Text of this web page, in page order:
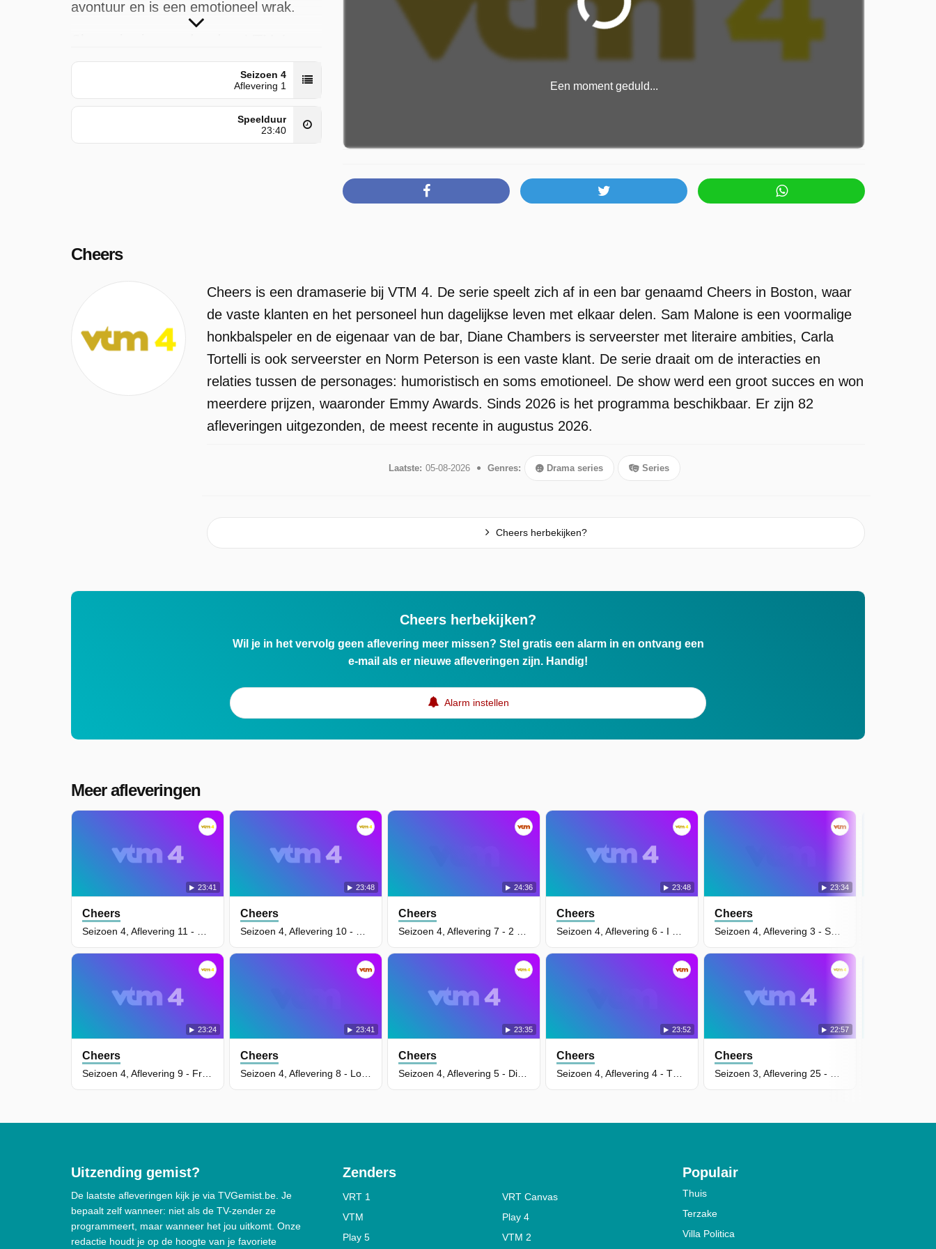
avontuur en is een emotioneel wrak.
vrijdag 8 mei 2026 om 00:00 uur.
Seizoen 4
Aflevering 1
Speelduur
23:40
Een moment geduld...
Cheers
Cheers is een dramaserie bij VTM 4. De serie speelt zich af in een bar genaamd Cheers in Boston, waar
de vaste klanten en het personeel hun dagelijkse leven met elkaar delen. Sam Malone is een voormalige
honkbalspeler en de eigenaar van de bar, Diane Chambers is serveerster met literaire ambities, Carla
Tortelli is ook serveerster en Norm Peterson is een vaste klant. De serie draait om de interacties en
relaties tussen de personages: humoristisch en soms emotioneel. De show werd een groot succes en won
meerdere prijzen, waaronder Emmy Awards. Sinds 2026 is het programma beschikbaar. Er zijn 82
afleveringen uitgezonden, de meest recente in augustus 2026.
Laatste: 05-08-2026 Genres: Drama series Series
Cheers herbekijken?
Cheers herbekijken?
Wil je in het vervolg geen aflevering meer missen? Stel gratis een alarm in en ontvang een
e-mail als er nieuwe afleveringen zijn. Handig!
Alarm instellen
Meer afleveringen
23:41
Cheers
23:48
Cheers
23:24
Cheers
23:41
Cheers
24:36
Cheers
23:48
Cheers
23:35
Cheers
23:52
Cheers
23:34
Cheers
22:57
Cheers
Uitzending gemist?
De laatste afleveringen kijk je via TVGemist.be. Je
bepaalt zelf wanneer: niet als de TV-zender ze
programmeert, maar wanneer het jou uitkomt. Onze
redactie houdt je op de hoogte van je favoriete
Zenders
VRT 1
VRT Canvas
VTM
Play 4
Play 5
VTM 2
Populair
Thuis
Terzake
Villa Politica